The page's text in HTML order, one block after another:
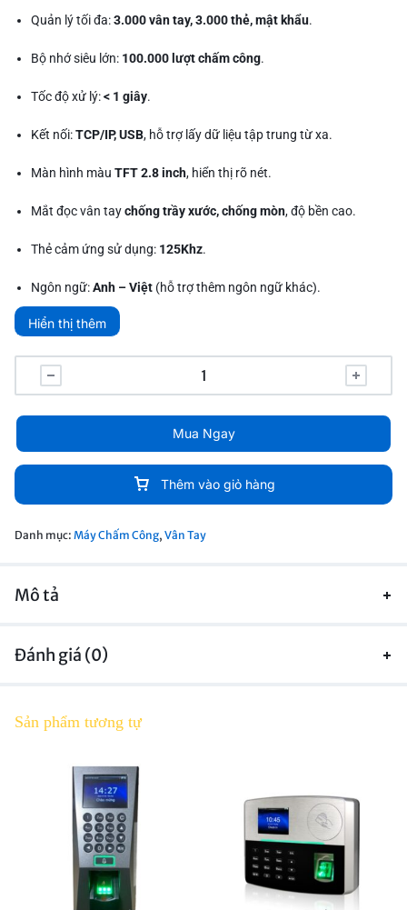
Quản lý tối đa:3.000 vân tay, 3.000 thẻ, mật khẩu.
Bộ nhớ siêu lớn: 100.000 lượt chấm công.
Tốc độ xử lý:< 1 giây.
Kết nối:TCP/IP, USB, hỗ trợ lấy dữ liệu tập trung từ xa.
Màn hình màuTFT 2.8 inch, hiển thị rõ nét.
Mắt đọc vân taychống trầy xước, chống mòn, độ bền cao.
Thẻ cảm ứng sử dụng: 125Khz.
Ngôn ngữ:Anh – Việt (hỗ trợ thêm ngôn ngữ khác).
Kích thước:194 x 145 x 49mm
Nguồn điện:
Hiển thị thêm
Thêm vào giỏ hàng
Mua Ngay
Danh mục: Máy Chấm Công, Vân Tay
Mô tả
Đánh giá (0)
Sản phẩm tương tự